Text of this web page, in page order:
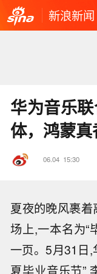
新浪新闻
华为音乐
体，鸿蒙
06.04 15:30
夏夜的晚风裹
场上,一本名为“
一页。5月31日,